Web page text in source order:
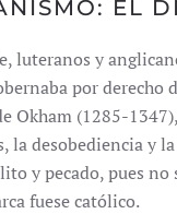
EL
luteranos y
por derecho
Okham (1285-
la desobediencia y
y pecado, pues
fuese católico.